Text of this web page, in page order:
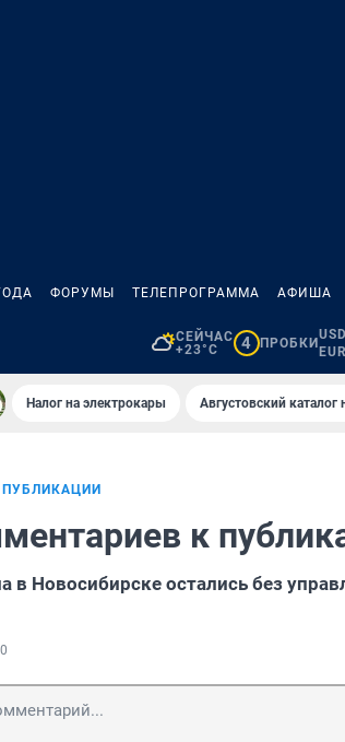
ФОРУМЫ ТЕЛЕПРОГРАММА АФИША
СЕЙЧАС
+23°C
4 ПРОБКИ
Налог на электрокары Августовский каталог
ПУБЛИКАЦИИ
к
в Новосибирске остались без